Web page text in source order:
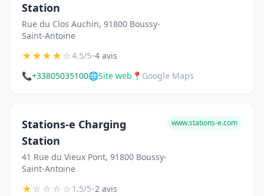
Station
Rue du Clos Auchin, 91800 Boussy-
Saint-Antoine
★★★★☆4.5/5•4 avis
📞+33805035100🌐Site web 📍 Google Maps
Stations-e Charging
Station
41 Rue du Vieux Pont, 91800 Boussy-
Saint-Antoine
www.stations-e.com
★☆☆☆☆1.5/5•2 avis